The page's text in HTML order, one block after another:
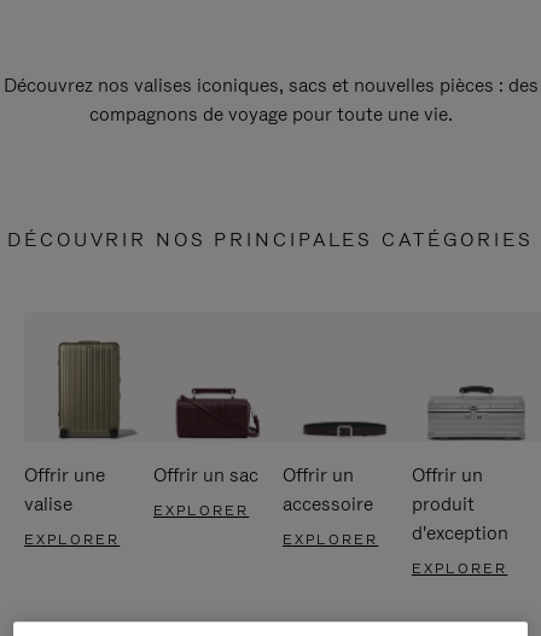
Découvrez nos valises iconiques, sacs et nouvelles pièces : des
compagnons de voyage pour toute une vie.
DÉCOUVRIR NOS PRINCIPALES CATÉGORIES
Offrir une
valise
EXPLORER
Offrir un sac
EXPLORER
Offrir un
accessoire
EXPLORER
Offrir un
produit
d'exception
EXPLORER